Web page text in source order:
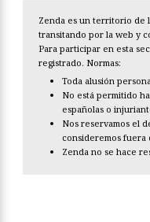
Zenda es un territorio de
transitando por la web y
Para participar en esta
registrado. Normas:
Toda alusión
No está permitido
españolas o
Nos reservamos el
consideremos fuera
Zenda no se hace